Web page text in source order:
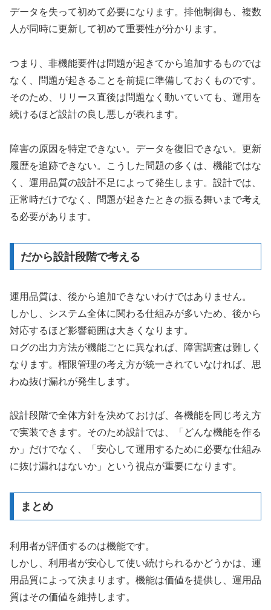
データを失って初めて必要になります。排他制御も、複数
人が同時に更新して初めて重要性が分かります。
つまり、非機能要件は問題が起きてから追加するものでは
なく、問題が起きることを前提に準備しておくものです。
そのため、リリース直後は問題なく動いていても、運用を
続けるほど設計の良し悪しが表れます。
障害の原因を特定できない。データを復旧できない。更新
履歴を追跡できない。こうした問題の多くは、機能ではな
く、運用品質の設計不足によって発生します。設計では、
正常時だけでなく、問題が起きたときの振る舞いまで考え
る必要があります。
だから設計段階で考える
運用品質は、後から追加できないわけではありません。
しかし、システム全体に関わる仕組みが多いため、後から
対応するほど影響範囲は大きくなります。
ログの出力方法が機能ごとに異なれば、障害調査は難しく
なります。権限管理の考え方が統一されていなければ、思
わぬ抜け漏れが発生します。
設計段階で全体方針を決めておけば、各機能を同じ考え方
で実装できます。そのため設計では、「どんな機能を作る
か」だけでなく、「安心して運用するために必要な仕組み
に抜け漏れはないか」という視点が重要になります。
まとめ
利用者が評価するのは機能です。
しかし、利用者が安心して使い続けられるかどうかは、運
用品質によって決まります。機能は価値を提供し、運用品
質はその価値を維持します。